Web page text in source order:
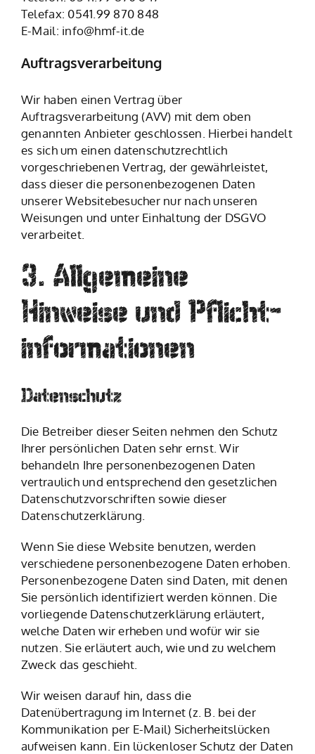
Telefax: 0541.99 870 848
E-Mail: info@hmf-it.de
Auftragsverarbeitung
Wir haben einen Vertrag über
Auftragsverarbeitung (AVV) mit dem oben
genannten Anbieter geschlossen. Hierbei handelt
es sich um einen datenschutzrechtlich
vorgeschriebenen Vertrag, der gewährleistet,
dass dieser die personenbezogenen Daten
unserer Websitebesucher nur nach unseren
Weisungen und unter Einhaltung der DSGVO
verarbeitet.
3. Allgemeine
Hinweise und Pflicht­
informationen
Datenschutz
Die Betreiber dieser Seiten nehmen den Schutz
Ihrer persönlichen Daten sehr ernst. Wir
behandeln Ihre personenbezogenen Daten
vertraulich und entsprechend den gesetzlichen
Datenschutzvorschriften sowie dieser
Datenschutzerklärung.
Wenn Sie diese Website benutzen, werden
verschiedene personenbezogene Daten erhoben.
Personenbezogene Daten sind Daten, mit denen
Sie persönlich identifiziert werden können. Die
vorliegende Datenschutzerklärung erläutert,
welche Daten wir erheben und wofür wir sie
nutzen. Sie erläutert auch, wie und zu welchem
Zweck das geschieht.
Wir weisen darauf hin, dass die
Datenübertragung im Internet (z. B. bei der
Kommunikation per E-Mail) Sicherheitslücken
aufweisen kann. Ein lückenloser Schutz der Daten